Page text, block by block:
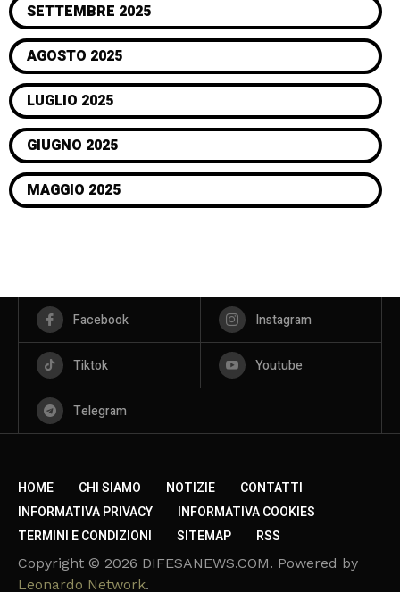
SETTEMBRE 2025
AGOSTO 2025
LUGLIO 2025
GIUGNO 2025
MAGGIO 2025
Facebook Instagram
Tiktok Youtube
Telegram
HOME CHI SIAMO NOTIZIE
CONTATTI
INFORMATIVA PRIVACY
INFORMATIVA COOKIES
TERMINI E CONDIZIONI
SITEMAP RSS
Copyright © 2026 DIFESANEWS.COM. Powered by
Leonardo Network.